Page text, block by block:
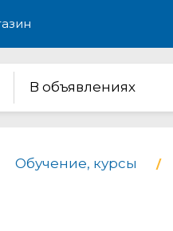
В объявлениях
Обучение, курсы